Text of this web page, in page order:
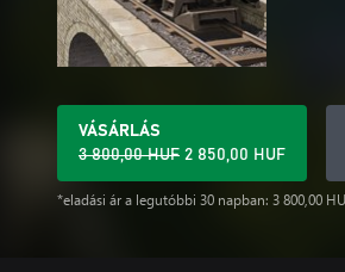
VÁSÁRLÁS
3 800,00 HUF 2 850,00 HUF
*eladási ár a legutóbbi 30 napban: 3 800,00